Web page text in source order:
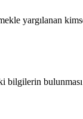
yargılanan
bilgilerin